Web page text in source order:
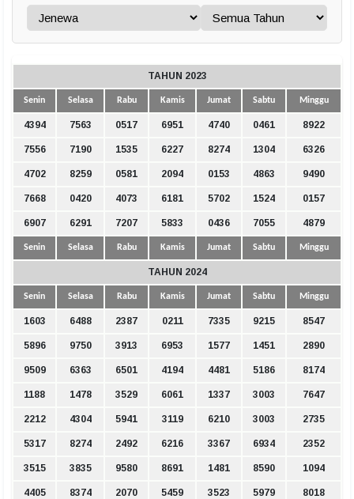
TAHUN 2023
Senin Selasa Rabu Kamis Jumat Sabtu Minggu
4394 7563 0517 6951 4740 0461 8922
7556 7190 1535 6227 8274 1304 6326
4702 8259 0581 2094 0153 4863 9490
7668 0420 4073 6181 5702 1524 0157
6907 6291 7207 5833 0436 7055 4879
Senin Selasa Rabu Kamis Jumat Sabtu Minggu
TAHUN 2024
Senin Selasa Rabu Kamis Jumat Sabtu Minggu
1603 6488 2387 0211 7335 9215 8547
5896 9750 3913 6953 1577 1451 2890
9509 6363 6501 4194 4481 5186 8174
1188 1478 3529 6061 1337 3003 7647
2212 4304 5941 3119 6210 3003 2735
5317 8274 2492 6216 3367 6934 2352
3515 3835 9580 8691 1481 8590 1094
4405 8374 2070 5459 3523 5979 8018